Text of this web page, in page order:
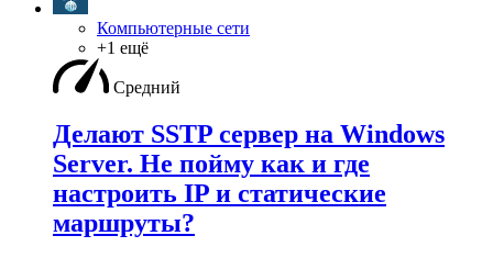
Компьютерные сети
+1 ещё
Средний
Делают SSTP сервер на Windows
Server. Не пойму как и где
настроить IP и статические
маршруты?